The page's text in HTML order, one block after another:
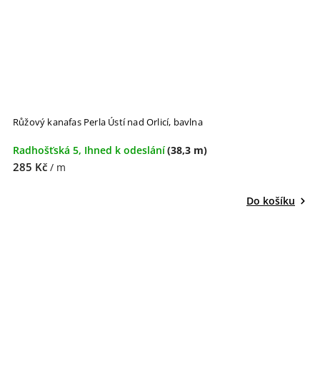
Růžový kanafas Perla Ústí nad Orlicí, bavlna
Radhošťská 5, Ihned k odeslání(38,3 m)
285 Kč / m
Do košíku